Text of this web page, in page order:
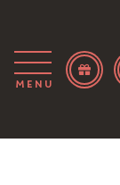
Menu